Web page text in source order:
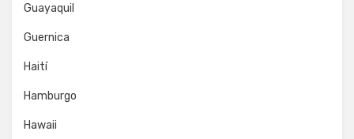
Guayaquil
Guernica
Haití
Hamburgo
Hawaii